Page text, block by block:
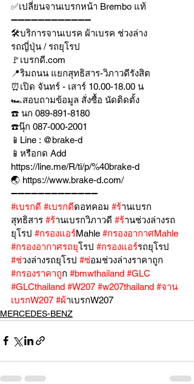
✅เปลี่ยนจานเบรกหน้า Brembo แท้
➖➖➖➖➖➖➖➖➖➖➖➖
🛠บริการจานเบรค ผ้าเบรค ช่วงล่าง
รถญี่ปุ่น / รถยุโรป
🚩เบรกดี.com
📍ริมถนน แยกสุทธิสาร-วิภาวดีรังสิต
⏰เปิด จันทร์ - เสาร์ 10.00-18.00 น
🏎สอบถามข้อมูล สั่งซื้อ นัดติดตั้ง
☎️ นก 089-891-8180
☎️นุ๊ก 087-000-2001
📱Line : @brake-d
📱หรือกด Add
https://line.me/R/ti/p/%40brake-d
🌏 https://www.brake-d.com/
➖➖➖➖➖➖➖➖➖➖➖➖➖
#เบรกด #เบรกดีดอทคอม #ร้านเบรก
สุทธิสาร #ร้านเบรกวิภาวดี #ร้านช่วงล่างรถ
ยุโรป #กรองแอร์Mahle #กรองอากาศMahle
#กรองอากาศรถยุโรป #กรองแอร์รถยุโรป
#ช่วงล่างรถยุโรป #ซ่อมช่วงล่างราคาถูก
#กรองราคาถูก #bmwthailand #GLC
#GLCthailand #W207 #w207thailand #จาน
เบรกW207 #ผ้าเบรกW207
MERCEDES-BENZ